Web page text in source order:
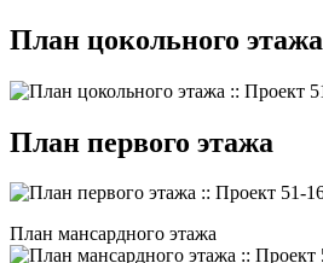
План цокольного этажа
План первого этажа
План мансардного этажа